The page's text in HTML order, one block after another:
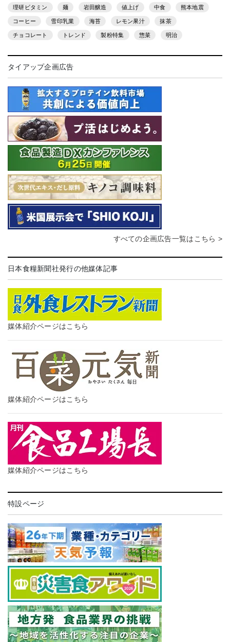
理研ビタミン 麺 岩田醸造 値上げ 中食 熊本地震
コーヒー 雪印乳業 海苔 レモン果汁 抹茶
チョコレート トレンド 製粉特集 惣菜 明治
タイアップ企画広告
すべての企画広告一覧はこちら >
日本食糧新聞社発行の他媒体記事
媒体紹介ページはこちら
媒体紹介ページはこちら
媒体紹介ページはこちら
特設ページ